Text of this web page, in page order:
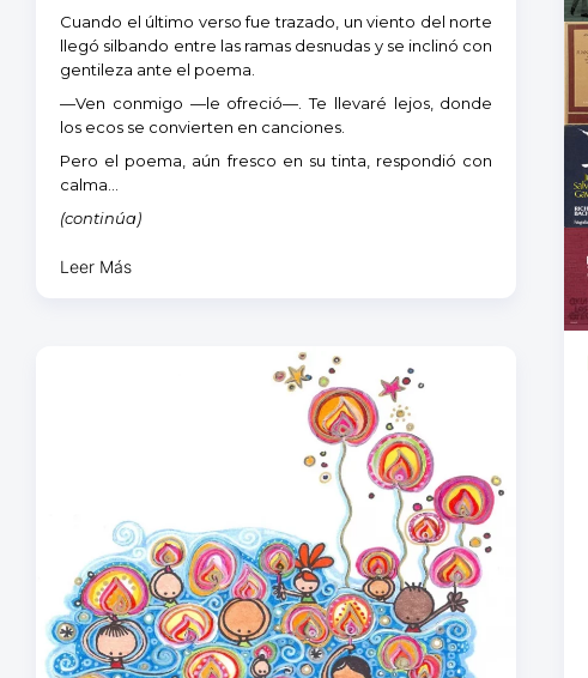
Cuando el último verso fue trazado, un viento del norte
llegó silbando entre las ramas desnudas y se inclinó con
gentileza ante el poema.
—Ven conmigo —le ofreció—. Te llevaré lejos, donde
los ecos se convierten en canciones.
Pero el poema, aún fresco en su tinta, respondió con
calma…
(continúa)
Leer Más